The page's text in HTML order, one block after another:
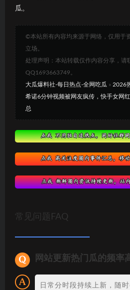
瓜。
©本站所有内容均来源于网络，仅用于
立场。
处理声明：本站转载仅作内容分享，请
QQ1693663749。
大瓜爆料社-每日热点-全网吃瓜 » 2026
希诺6分钟视频被网友疯传，快手女网
总
常见问题FAQ
网站更新热门瓜的频率
日常分时段持续上新，随